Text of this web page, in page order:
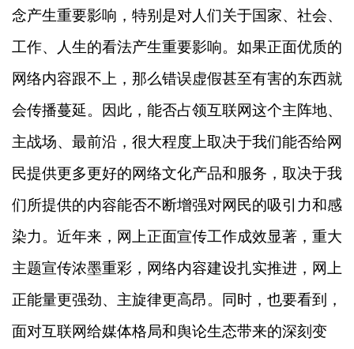
念产生重要影响，特别是对人们关于国家、社会、
工作、人生的看法产生重要影响。如果正面优质的
网络内容跟不上，那么错误虚假甚至有害的东西就
会传播蔓延。因此，能否占领互联网这个主阵地、
主战场、最前沿，很大程度上取决于我们能否给网
民提供更多更好的网络文化产品和服务，取决于我
们所提供的内容能否不断增强对网民的吸引力和感
染力。近年来，网上正面宣传工作成效显著，重大
主题宣传浓墨重彩，网络内容建设扎实推进，网上
正能量更强劲、主旋律更高昂。同时，也要看到，
面对互联网给媒体格局和舆论生态带来的深刻变